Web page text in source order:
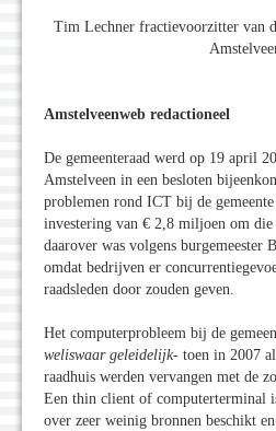
Tim Lechner fractievoorzitter van
Amstelveenweb redactioneel
De gemeenteraad werd op 19 april
Amstelveen in een besloten
problemen rond ICT bij de
investering van € 2,8 miljoen om
daarover was volgens burgemeester
omdat bedrijven er
raadsleden door zouden geven.
Het computerprobleem bij de
weliswaar geleidelijk- toen in 2007
raadhuis werden vervangen met de
Een thin client of computerterminal
over zeer weinig bronnen beschikt